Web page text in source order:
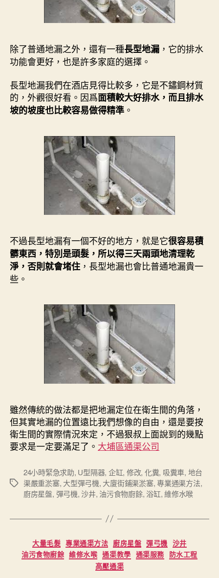
除了普通地漏之外，還有一種長型地漏 ，它的排水
功能會更好，也是許多家庭的選擇。
長型地漏我們在酒店見得比較多，它是不鏽鋼材質
的，外觀很好看。因爲面積較大好排水，而且排水
坡的坡度也比較容易做得精準 。
不過長型地漏有一個不好的地方，就是它很容易積
髒東西，特別是頭髮，所以得三天兩頭地清理乾
淨，否則就會堵住 ，長型地漏也會比普通地漏貴一
些。
雖然傳統的做法都是把地漏定位在衛生間的角落，
但其實地漏的位置遠比我們想像的自由，還是要按
衛生間的實際情況來定，不過狠叔上面說到的幾點
要求是一定要滿足了。 大埔區通渠公司
Tags
24小時緊急求助, U型隔器, 企缸, 修改, 化糞, 吸糞車, 地台
渠嚴重淤塞, 大型彈弓機, 大廈街鋪渠淤塞,專業通渠方法,
廚房星盤, 彈弓機,沙井, 油污食物廚餘, 浴缸,維修水喉
Categories
大量毛髮 專業通渠方法 廚房星盤 彈弓機 沙井
油污食物廚餘 維修水喉 通渠教學 通渠服務 防水工程
高壓通渠